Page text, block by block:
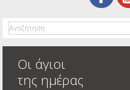
Οι άγιοι
της ημέρας